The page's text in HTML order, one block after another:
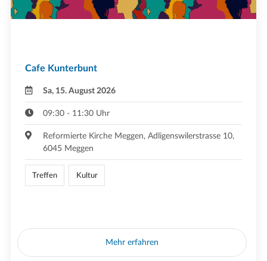
Cafe Kunterbunt
Sa, 15. August 2026
09:30 - 11:30 Uhr
Reformierte Kirche Meggen, Adligenswilerstrasse 10,
6045 Meggen
Treffen Kultur
Mehr erfahren